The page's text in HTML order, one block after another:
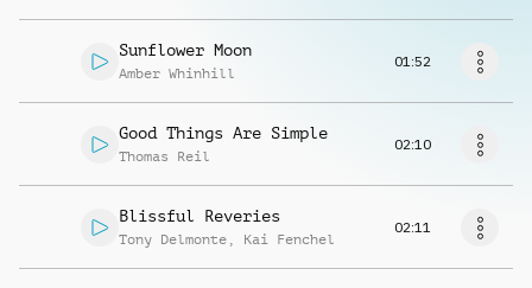
Sunflower Moon
Amber Whinhill
01:52
Good Things Are Simple
Thomas Reil
02:10
Blissful Reveries
Tony Delmonte , Kai Fenchel
02:11